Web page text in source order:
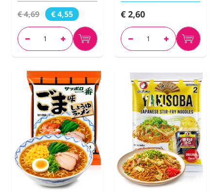
€ 4,69 € 4,55 € 2,60